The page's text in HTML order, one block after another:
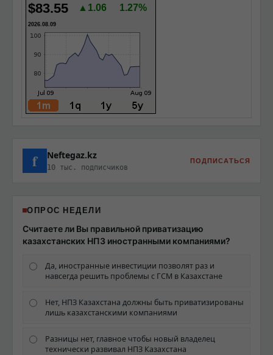
$83.55 ▲1.06 1.27%
2026.08.09
f Neftegaz.kz
10 тыс. подписчиков
ПОДПИСАТЬСЯ
ОПРОС НЕДЕЛИ
Считаете ли Вы правильной приватизацию
казахстанских НПЗ иностранными компаниями?
Да, иностранные инвестиции позволят раз и
навсегда решить проблемы с ГСМ в Казахстане
Нет, НПЗ Казахстана должны быть приватизированы
лишь казахстанскими компаниями
Разницы нет, главное чтобы новый владелец
технически развивал НПЗ Казахстана